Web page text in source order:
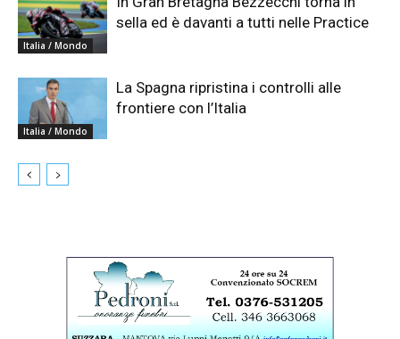
Italia / Mondo
sella ed è davanti a tutti nelle Practice
Italia / Mondo
La Spagna ripristina i controlli alle
frontiere con l’Italia